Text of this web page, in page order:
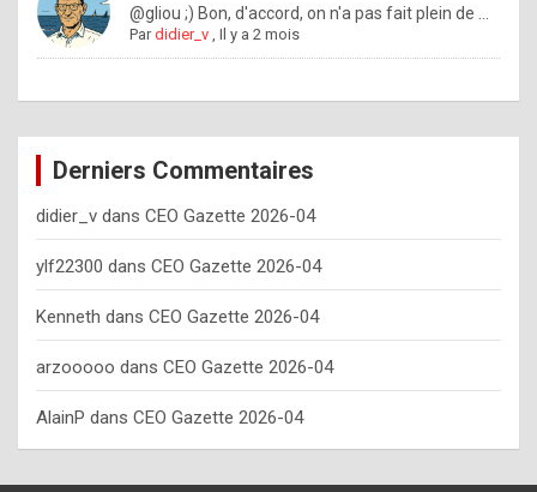
w
o
e
y
o
u
s
h
o
@gliou ;) Bon, d'accord, on n'a pas fait plein de ...
Pardidier_v ,Il y a 2 mois
Derniers Commentaires
didier_v dans CEO Gazette 2026-04
ylf22300 dans CEO Gazette 2026-04
Kenneth dans CEO Gazette 2026-04
arzooooo dans CEO Gazette 2026-04
AlainP dans CEO Gazette 2026-04